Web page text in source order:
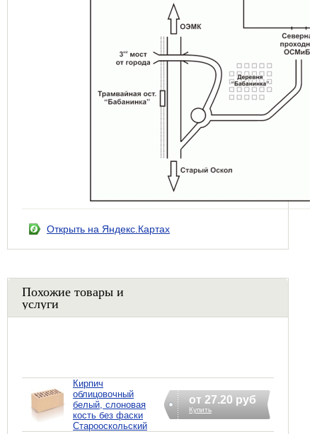
Открыть на Яндекс.Картах
Похожие товары и
услуги
Кирпич
облицовочный
белый, слоновая
кость без фаски
Старооскольский
от 27.20 руб
Купить